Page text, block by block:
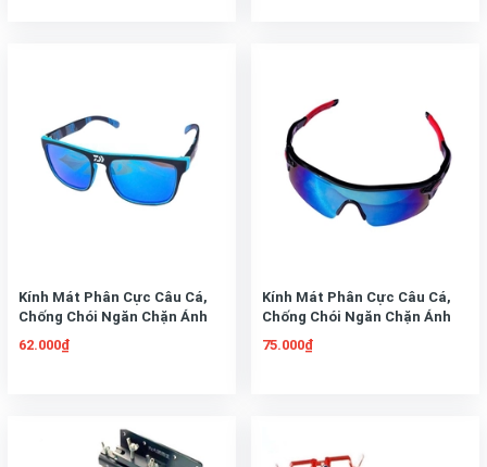
Kính Mát Phân Cực Câu Cá,
Chống Chói Ngăn Chặn Ánh
Sáng Phản Chiếu, Kính Diawa
62.000₫
Kính Mát Phân Cực Câu Cá,
Chống Chói Ngăn Chặn Ánh
Sáng Phản Chiếu, Kính 7 Màu
75.000₫